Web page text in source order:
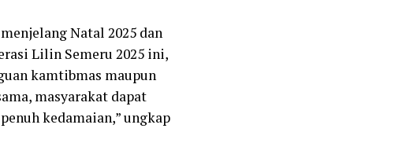
Natal 2025 dan
Lilin Semeru 2025 ini,
kamtibmas maupun
masyarakat dapat
kedamaian,” ungkap